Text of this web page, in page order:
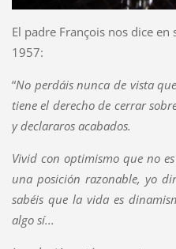
El padre François nos dice en
1957:
“No perdáis nunca de vista
tiene el derecho de cerrar
y declararos acabados.
Vivid con optimismo que no
una posición razonable, yo
sabéis que la vida es
algo sí...